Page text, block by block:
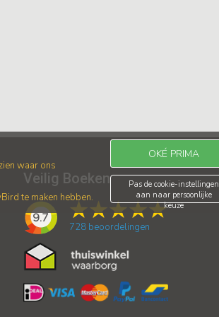
Veilig Boeken
9.7
728beoordelingen
waar ons
te maken hebben.
OKÉ PRIMA
Pas de cookie-instellingen
aan naar persoonlijke
keuze